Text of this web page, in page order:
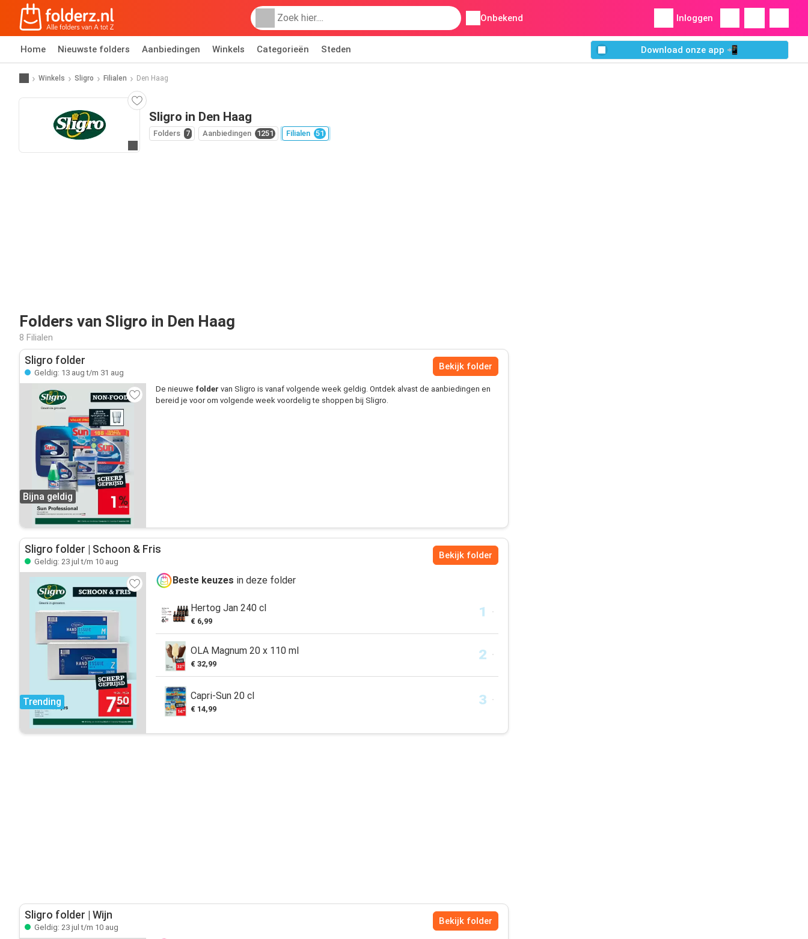
Onbekend Inloggen
Home Nieuwste folders Aanbiedingen Winkels Categorieën Steden Download onze app 📲
Winkels Sligro Filialen Den Haag
Sligro in Den Haag
Folders 7 Aanbiedingen 1251 Filialen 51
Folders van Sligro in Den Haag
8 Filialen
Sligro folder
Geldig: 13 aug t/m 31 aug
Bekijk folder
Bijna geldig
De nieuwe folder van Sligro is vanaf volgende week geldig. Ontdek alvast de aanbiedingen en
bereid je voor om volgende week voordelig te shoppen bij Sligro.
Sligro folder | Schoon & Fris
Geldig: 23 jul t/m 10 aug
Bekijk folder
Trending
Beste keuzes in deze folder
Hertog Jan 240 cl
€ 6,99
OLA Magnum 20 x 110 ml
€ 32,99
Capri-Sun 20 cl
€ 14,99
Sligro folder | Wijn
Geldig: 23 jul t/m 10 aug
Bekijk folder